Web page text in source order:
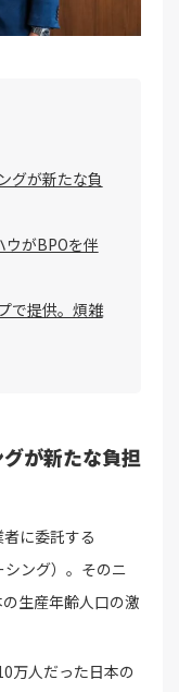
グが新たな負
ウがBPOを伴
で提供。煩雑
が新たな負担
に委託する
ング）。そのニ
生産年齢人口の激
万人だった日本の